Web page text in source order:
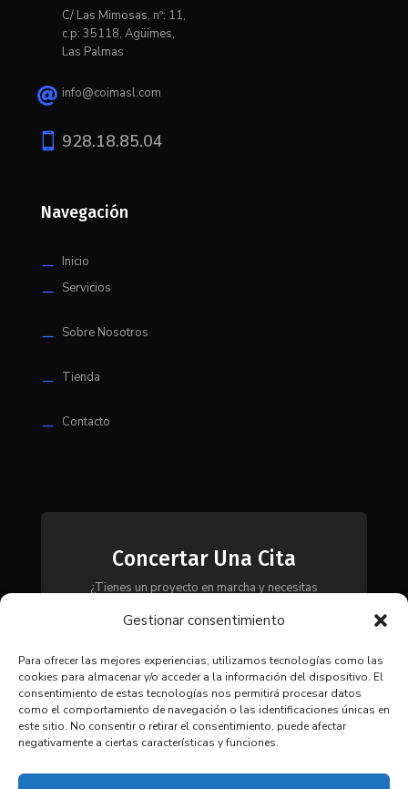
Gestionar consentimiento
Para ofrecer las mejores experiencias, utilizamos tecnologías como las
cookies para almacenar y/o acceder a la información del dispositivo. El
consentimiento de estas tecnologías nos permitirá procesar datos
como el comportamiento de navegación o las identificaciones únicas en
este sitio. No consentir o retirar el consentimiento, puede afectar
negativamente a ciertas características y funciones.
C/ Las Mimosas, nº: 11,
c.p: 35118, Agüimes,
Las Palmas
 info@coimasl.com
 928.18.85.04
Navegación
K Inicio
K Servicios
K Sobre Nosotros
K Tienda
K Contacto
Concertar Una Cita
¿Tienes un proyecto en marcha y necesitas
contacto con nosotros y te asesoraremos para
necesidades.
CONTACTAR